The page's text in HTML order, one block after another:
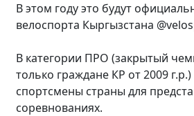
В этом году это будут
велоспорта Кыргызстана
В категории ПРО (закрытый
только граждане КР от 2009
спортсмены страны для
соревнованиях.